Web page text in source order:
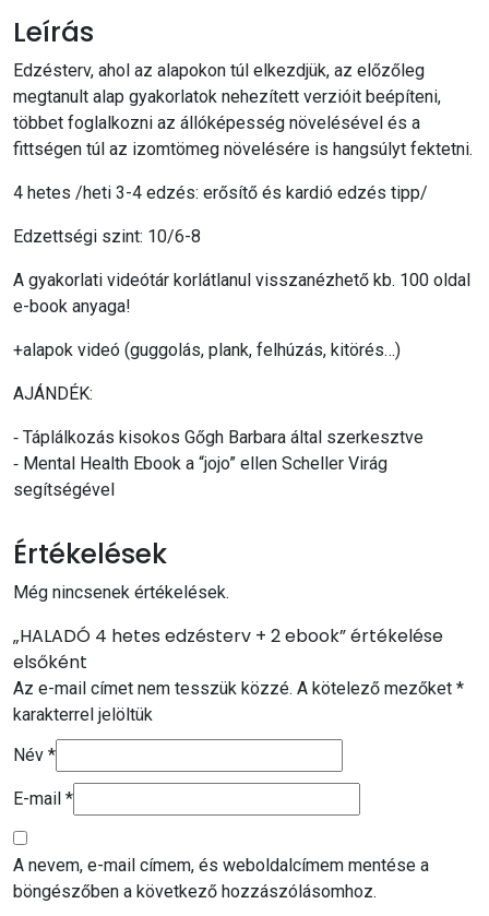
Leírás
Edzésterv, ahol az alapokon túl elkezdjük, az előzőleg
megtanult alap gyakorlatok nehezített verzióit beépíteni,
többet foglalkozni az állóképesség növelésével és a
fittségen túl az izomtömeg növelésére is hangsúlyt fektetni.
4 hetes /heti 3-4 edzés: erősítő és kardió edzés tipp/
Edzettségi szint: 10/6-8
A gyakorlati videótár korlátlanul visszanézhető kb. 100 oldal
e-book anyaga!
+alapok videó (guggolás, plank, felhúzás, kitörés…)
AJÁNDÉK:
⁃ Táplálkozás kisokos Gőgh Barbara által szerkesztve
⁃ Mental Health Ebook a “jojo” ellen Scheller Virág
segítségével
Értékelések
Még nincsenek értékelések.
„HALADÓ 4 hetes edzésterv + 2 ebook” értékelése
elsőként
Az e-mail címet nem tesszük közzé. A kötelező mezőket *
karakterrel jelöltük
Név *
E-mail *
A nevem, e-mail címem, és weboldalcímem mentése a
böngészőben a következő hozzászólásomhoz.